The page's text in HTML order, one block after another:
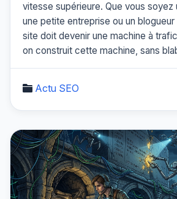
vitesse supérieure. Que vous soyez
une petite entreprise ou un
site doit devenir une machine à
on construit cette machine, sans
Actu SEO